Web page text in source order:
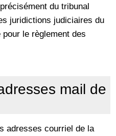
du tribunal
juridictions judiciaires du
le règlement des
mail de
adresses courriel de la